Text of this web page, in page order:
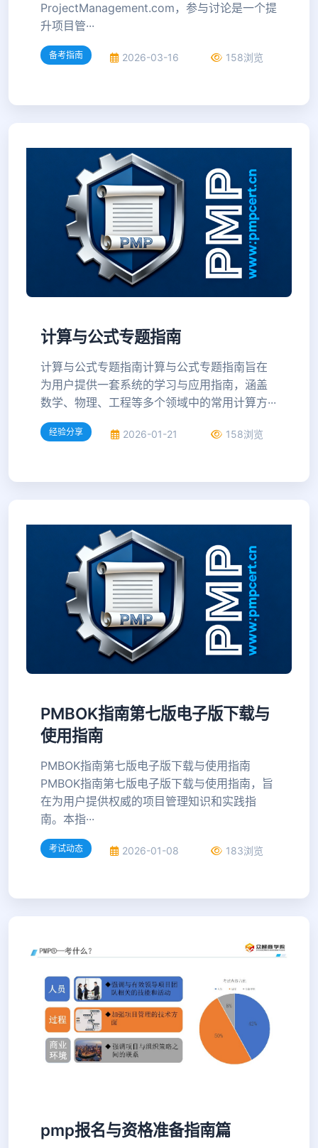
ProjectManagement.com，参与讨论是一个提
升项目管···
备考指南 2026-03-16 158浏览
计算与公式专题指南
计算与公式专题指南计算与公式专题指南旨在
为用户提供一套系统的学习与应用指南，涵盖
数学、物理、工程等多个领域中的常用计算方···
经验分享 2026-01-21 158浏览
PMBOK指南第七版电子版下载与
使用指南
PMBOK指南第七版电子版下载与使用指南
PMBOK指南第七版电子版下载与使用指南，旨
在为用户提供权威的项目管理知识和实践指
南。本指···
考试动态 2026-01-08 183浏览
pmp报名与资格准备指南篇